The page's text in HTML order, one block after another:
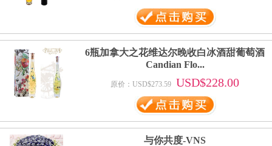
6瓶加拿大之花维达尔晚收白冰酒甜葡萄酒
Candian Flo...
原价：USD$273.59 USD$228.00
与你共度-VNS